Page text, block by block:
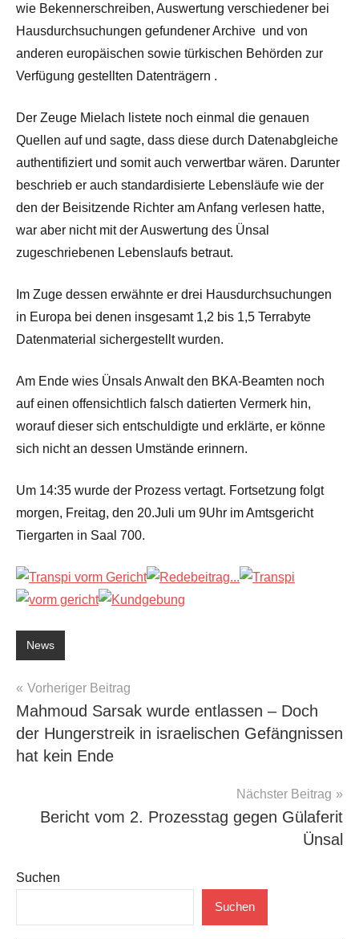
wie Bekennerschreiben, Auswertung verschiedener bei
Hausdurchsuchungen gefundener Archive und von
anderen europäischen sowie türkischen Behörden zur
Verfügung gestellten Datenträgern .
Der Zeuge Mielach listete noch einmal die genauen
Quellen auf und sagte, dass diese durch Datenabgleiche
authentifiziert und somit auch verwertbar wären. Darunter
beschrieb er auch standardisierte Lebensläufe wie der
den der Beisitzende Richter am Anfang verlesen hatte,
war aber nicht mit der Auswertung des Ünsal
zugeschriebenen Lebenslaufs betraut.
Im Zuge dessen erwähnte er drei Hausdurchsuchungen
in Europa bei denen insgesamt 1,2 bis 1,5 Terrabyte
Datenmaterial sichergestellt wurden.
Am Ende wies Ünsals Anwalt den BKA-Beamten noch
auf einen offensichtlich falsch datierten Vermerk hin,
worauf dieser sich entschuldigte und erklärte, er könne
sich nicht an dessen Umstände erinnern.
Um 14:35 wurde der Prozess vertagt. Fortsetzung folgt
morgen, Freitag, den 20.Juli um 9Uhr im Amtsgericht
Tiergarten in Saal 700.
News
Beitragsnavigation
Vorheriger Beitrag
Mahmoud Sarsak wurde entlassen – Doch
der Hungerstreik in israelischen Gefängnissen
hat kein Ende
Nächster Beitrag
Bericht vom 2. Prozesstag gegen Gülaferit
Ünsal
Suchen
Suchen